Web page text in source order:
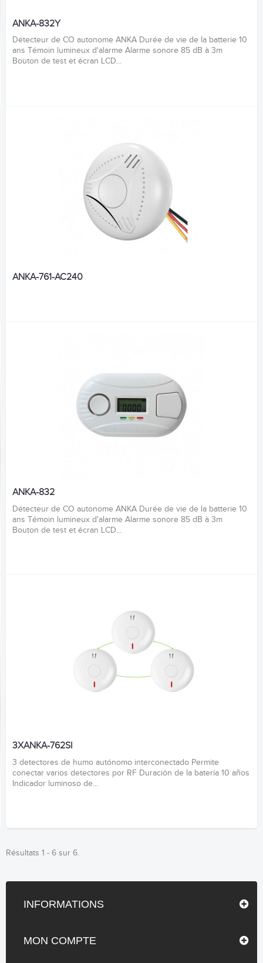
ANKA-832Y
Détecteur de CO autonome ANKA Durée de vie de la batterie 10
ans Témoin lumineux d'alarme Alarme sonore 85 dB à 3m
Bouton de test et écran LCD...
ANKA-761-AC240
ANKA-832
Détecteur de CO autonome ANKA Durée de vie de la batterie 10
ans Témoin lumineux d'alarme Alarme sonore 85 dB à 3m
Bouton de test et écran LCD...
3XANKA-762SI
3 detectores de humo autónomo interconectado Permite
conectar varios detectores por RF Duración de la batería 10 años
Indicador luminoso de...
Résultats 1 - 6 sur 6.
INFORMATIONS
MON COMPTE